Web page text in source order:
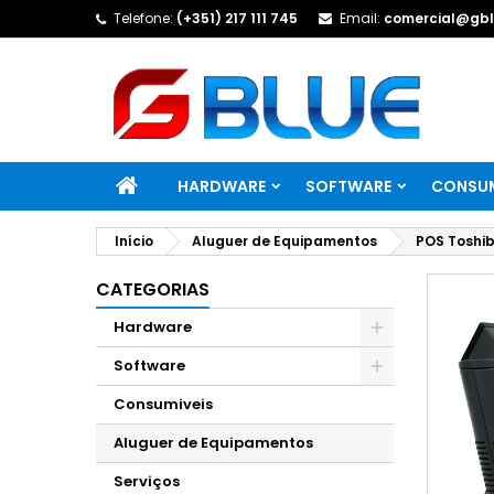
Telefone: (+351) 217 111 745 Email:
HARDWARE SOFTWARE
Início Aluguer de Equipamentos POS
CATEGORIAS
Hardware
Software
Consumiveis
Aluguer de Equipamentos
Serviços